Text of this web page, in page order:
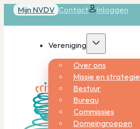
Mijn NVDV Contact Inloggen
Vereniging
Over ons
Missie en strategie
Bestuur
Bureau
Commissies
Domeingroepen